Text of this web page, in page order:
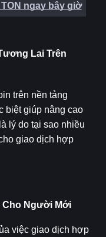
ngay bây giờ
Lai Trên
trên nền tảng
biệt giúp nâng cao
lý do tại sao nhiều
giao dịch hợp
Cho Người Mới
việc giao dịch hợp